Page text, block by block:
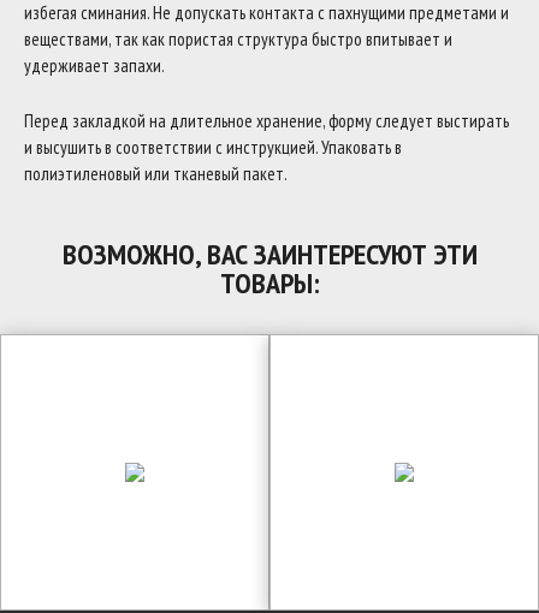
избегая сминания. Не допускать контакта с пахнущими предметами и
веществами, так как пористая структура быстро впитывает и
удерживает запахи.
Перед закладкой на длительное хранение, форму следует выстирать
и высушить в соответствии с инструкцией. Упаковать в
полиэтиленовый или тканевый пакет.
ВОЗМОЖНО, ВАС ЗАИНТЕРЕСУЮТ ЭТИ
ТОВАРЫ: